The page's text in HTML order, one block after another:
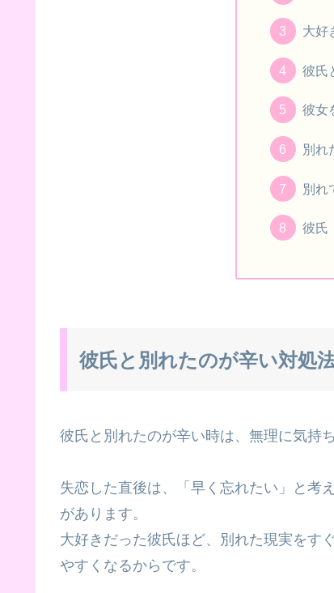
大好
彼氏
彼女
別れ
別れ
彼氏
彼氏と別れたのが辛い対処
彼氏と別れたのが辛い時は、無理に気持
失恋した直後は、「早く忘れたい」と考
があります。
大好きだった彼氏ほど、別れた現実をす
やすくなるからです。